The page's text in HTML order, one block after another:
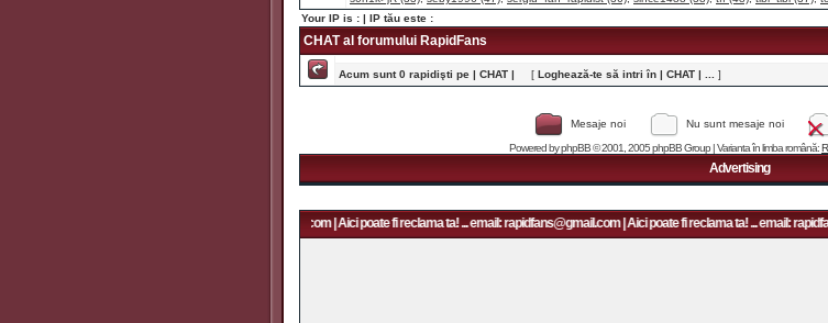
Your IP is : | IP tău este :
CHAT al forumului RapidFans
Acum sunt 0 rapidişti pe | CHAT | [ Loghează-te să intri în | CHAT | ... ]
Mesaje noi Nu sunt mesaje noi
Powered byphpBB© 2001, 2005 phpBB Group | Varianta în limba română:
Advertising
Aici poate fi reclama ta! ... email: rapidfans@gmail.com | Aici poate fi reclama ta! ... email: rapidfans@gmail.com | Aici poate fi reclama ta! ... email: